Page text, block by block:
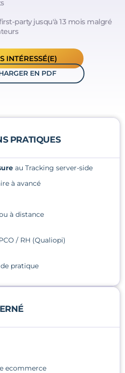
party jusqu'à 13 mois malgré
INTÉRESSÉ(E)
EN PDF
PRATIQUES
au Tracking server-side
à avancé
à distance
/ RH (Qualiopi)
de pratique
ecommerce